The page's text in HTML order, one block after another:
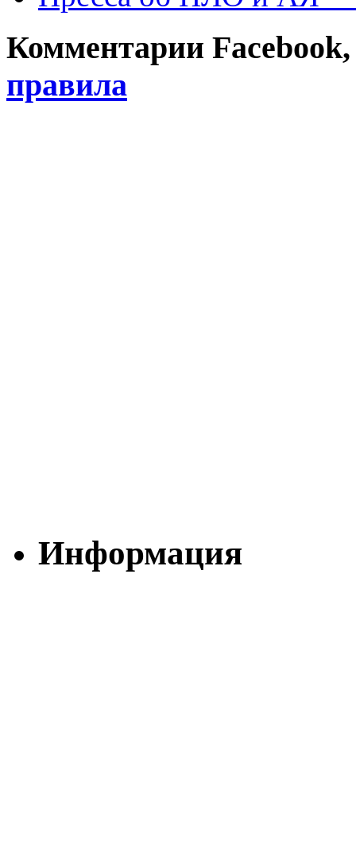
Комментарии
правила
Информация